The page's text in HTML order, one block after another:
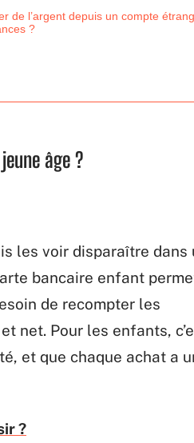
de l’argent depuis un compte
?
âge ?
les voir disparaître dans
bancaire enfant
de recompter les
net. Pour les enfants,
et que chaque achat a
?